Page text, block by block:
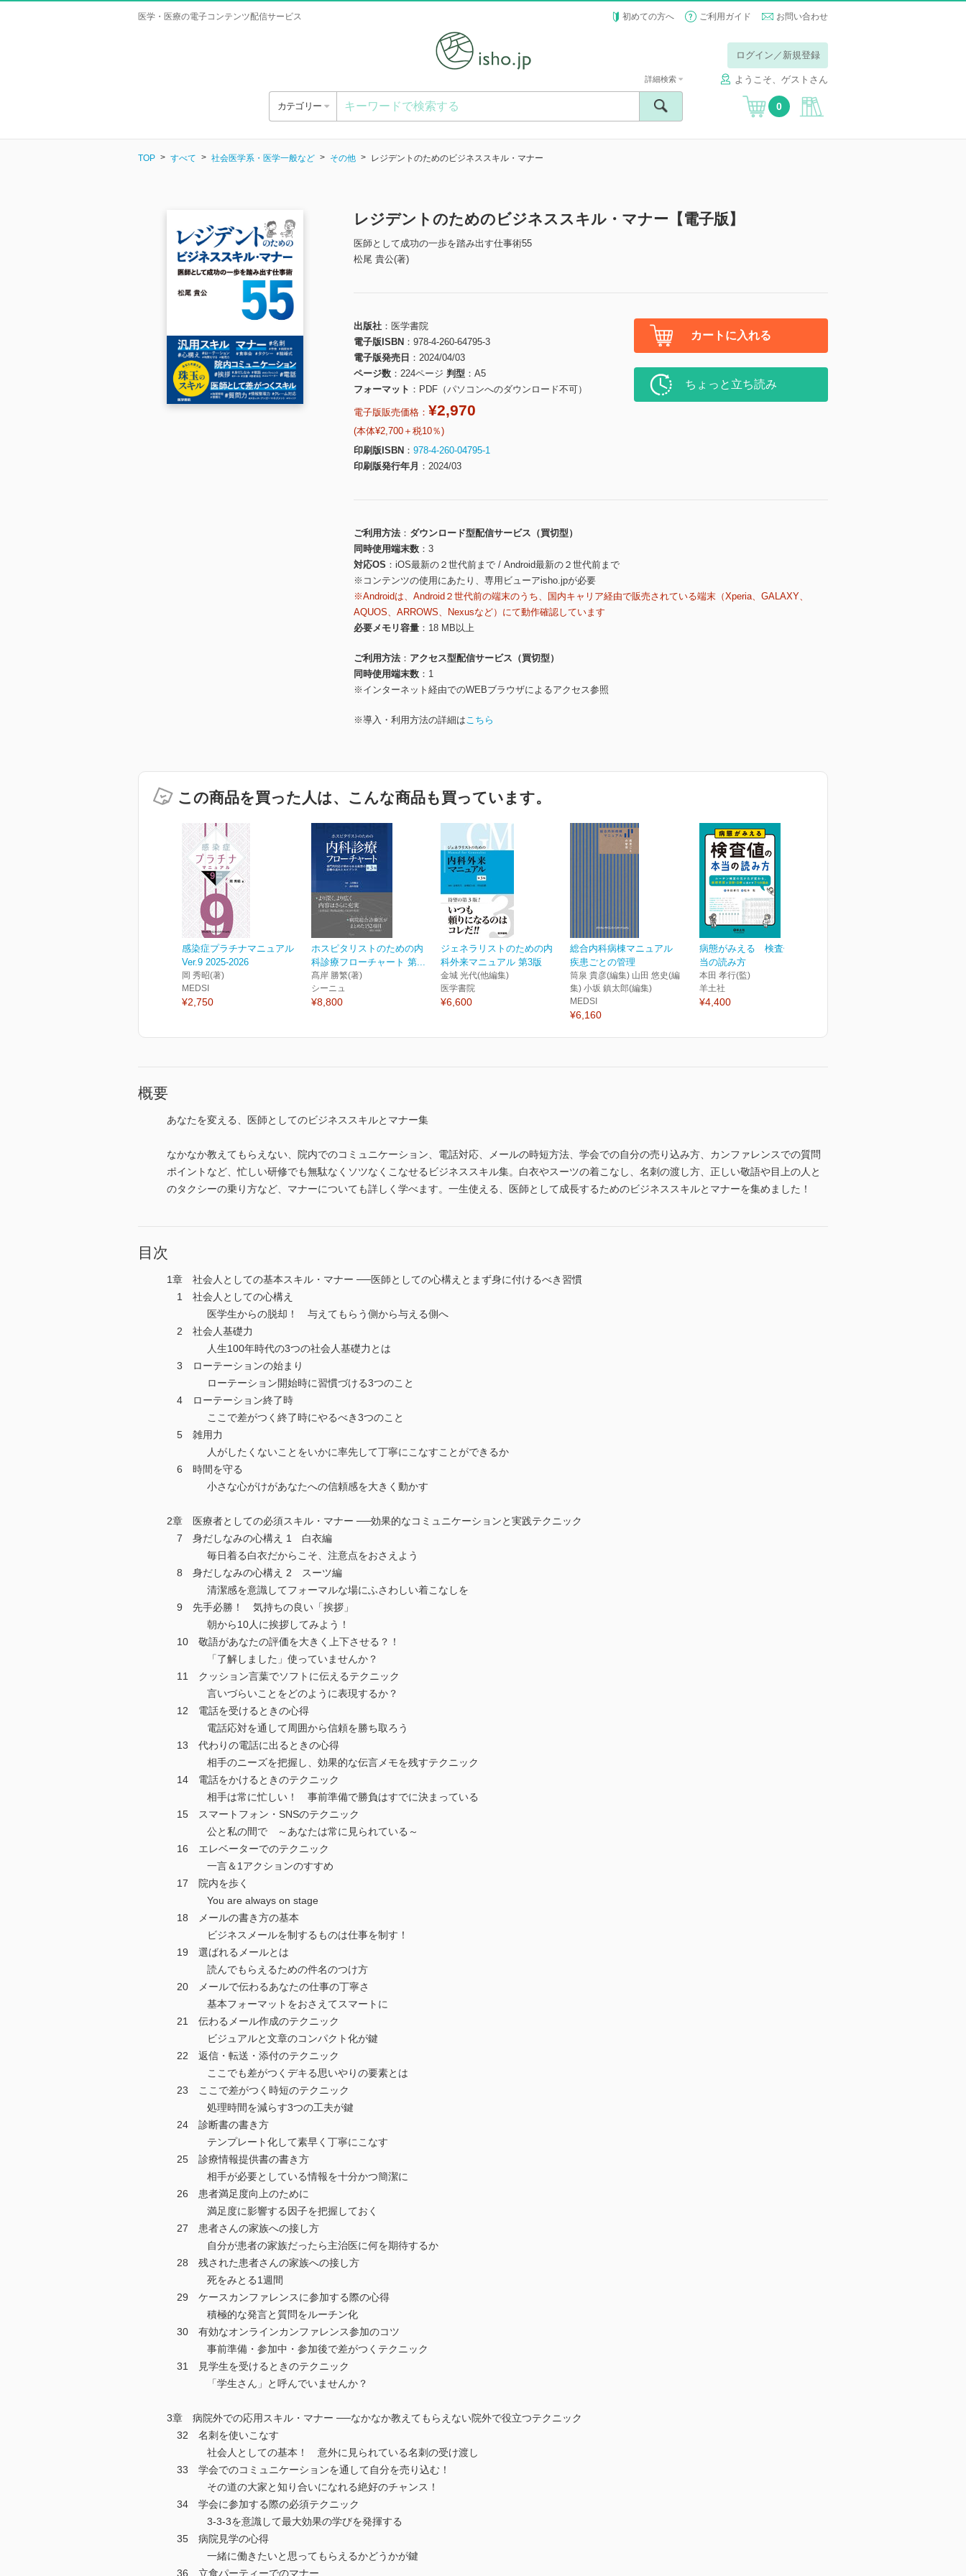
医学・医療の電子コンテンツ配信サービス 初めての方へ ご利用ガイド お問い合わせ
ログイン／新規登録
ようこそ、ゲストさん
カテゴリー
詳細検索
0
TOP すべて 社会医学系・医学一般など その他 レジデントのためのビジネススキル・マナー
レジデントのためのビジネススキル・マナー【電子版】
医師として成功の一歩を踏み出す仕事術55
松尾 貴公(著)
出版社
医学書院
電子版ISBN
978-4-260-64795-3
電子版発売日
2024/04/03
ページ数
224ページ 判型
A5
フォーマット
PDF（パソコンへのダウンロード不可）
電子版販売価格： ¥2,970
(本体¥2,700＋税10％)
印刷版ISBN
978-4-260-04795-1
印刷版発行年月
2024/03
カートに入れる
ちょっと立ち読み
ご利用方法
ダウンロード型配信サービス（買切型）
同時使用端末数
3
対応OS
iOS最新の２世代前まで / Android最新の２世代前まで
※コンテンツの使用にあたり、専用ビューアisho.jpが必要
※Androidは、Android２世代前の端末のうち、国内キャリア経由で販売されている端末（Xperia、GALAXY、
AQUOS、ARROWS、Nexusなど）にて動作確認しています
必要メモリ容量
18 MB以上
ご利用方法
アクセス型配信サービス（買切型）
同時使用端末数
1
※インターネット経由でのWEBブラウザによるアクセス参照
※導入・利用方法の詳細はこちら
この商品を買った人は、こんな商品も買っています。
感染症プラチナマニュアル
Ver.9 2025-2026
岡 秀昭(著)
MEDSI
¥2,750
ホスピタリストのための内
科診療フローチャート 第...
髙岸 勝繁(著)
シーニュ
¥8,800
ジェネラリストのための内
科外来マニュアル 第3版
金城 光代(他編集)
医学書院
¥6,600
総合内科病棟マニュアル
疾患ごとの管理
筒泉 貴彦(編集) 山田 悠史(編
集) 小坂 鎮太郎(編集)
MEDSI
¥6,160
病態がみえる 検査値の本
当の読み方
本田 孝行(監)
羊土社
¥4,400
概要
あなたを変える、医師としてのビジネススキルとマナー集
なかなか教えてもらえない、院内でのコミュニケーション、電話対応、メールの時短方法、学会での自分の売り込み方、カンファレンスでの質問
ポイントなど、忙しい研修でも無駄なくソツなくこなせるビジネススキル集。白衣やスーツの着こなし、名刺の渡し方、正しい敬語や目上の人と
のタクシーの乗り方など、マナーについても詳しく学べます。一生使える、医師として成長するためのビジネススキルとマナーを集めました！
目次
1章 社会人としての基本スキル・マナー ──医師としての心構えとまず身に付けるべき習慣
1 社会人としての心構え
医学生からの脱却！ 与えてもらう側から与える側へ
2 社会人基礎力
人生100年時代の3つの社会人基礎力とは
3 ローテーションの始まり
ローテーション開始時に習慣づける3つのこと
4 ローテーション終了時
ここで差がつく終了時にやるべき3つのこと
5 雑用力
人がしたくないことをいかに率先して丁寧にこなすことができるか
6 時間を守る
小さな心がけがあなたへの信頼感を大きく動かす
2章 医療者としての必須スキル・マナー ──効果的なコミュニケーションと実践テクニック
7 身だしなみの心構え 1 白衣編
毎日着る白衣だからこそ、注意点をおさえよう
8 身だしなみの心構え 2 スーツ編
清潔感を意識してフォーマルな場にふさわしい着こなしを
9 先手必勝！ 気持ちの良い「挨拶」
朝から10人に挨拶してみよう！
10 敬語があなたの評価を大きく上下させる？！
「了解しました」使っていませんか？
11 クッション言葉でソフトに伝えるテクニック
言いづらいことをどのように表現するか？
12 電話を受けるときの心得
電話応対を通して周囲から信頼を勝ち取ろう
13 代わりの電話に出るときの心得
相手のニーズを把握し、効果的な伝言メモを残すテクニック
14 電話をかけるときのテクニック
相手は常に忙しい！ 事前準備で勝負はすでに決まっている
15 スマートフォン・SNSのテクニック
公と私の間で ～あなたは常に見られている～
16 エレベーターでのテクニック
一言＆1アクションのすすめ
17 院内を歩く
You are always on stage
18 メールの書き方の基本
ビジネスメールを制するものは仕事を制す！
19 選ばれるメールとは
読んでもらえるための件名のつけ方
20 メールで伝わるあなたの仕事の丁寧さ
基本フォーマットをおさえてスマートに
21 伝わるメール作成のテクニック
ビジュアルと文章のコンパクト化が鍵
22 返信・転送・添付のテクニック
ここでも差がつくデキる思いやりの要素とは
23 ここで差がつく時短のテクニック
処理時間を減らす3つの工夫が鍵
24 診断書の書き方
テンプレート化して素早く丁寧にこなす
25 診療情報提供書の書き方
相手が必要としている情報を十分かつ簡潔に
26 患者満足度向上のために
満足度に影響する因子を把握しておく
27 患者さんの家族への接し方
自分が患者の家族だったら主治医に何を期待するか
28 残された患者さんの家族への接し方
死をみとる1週間
29 ケースカンファレンスに参加する際の心得
積極的な発言と質問をルーチン化
30 有効なオンラインカンファレンス参加のコツ
事前準備・参加中・参加後で差がつくテクニック
31 見学生を受けるときのテクニック
「学生さん」と呼んでいませんか？
3章 病院外での応用スキル・マナー ──なかなか教えてもらえない院外で役立つテクニック
32 名刺を使いこなす
社会人としての基本！ 意外に見られている名刺の受け渡し
33 学会でのコミュニケーションを通して自分を売り込む！
その道の大家と知り合いになれる絶好のチャンス！
34 学会に参加する際の必須テクニック
3-3-3を意識して最大効果の学びを発揮する
35 病院見学の心得
一緒に働きたいと思ってもらえるかどうかが鍵
36 立食パーティーでのマナー